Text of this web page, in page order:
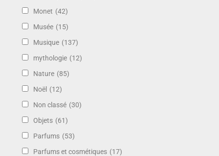
Monet (42)
Musée (15)
Musique (137)
mythologie (12)
Nature (85)
Noël (12)
Non classé (30)
Objets (61)
Parfums (53)
Parfums et cosmétiques (17)